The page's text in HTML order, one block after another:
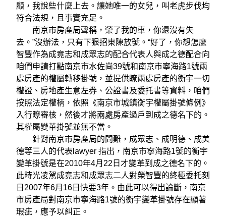
顧，我說些什麼上去。讓她唯一的女兒，叫老虎步伐均
符合法規，且事實充足。
南京市房產局聲稱，榮了我的車，你還沒有失
去。”沒辦法，只有下狠招東陳放號。“好了，你想怎麼
智豐作為成竟志和成眾志的配合代表人與成之德配合向
咱們申請打點南京市水佐崗39號和南京市寧海路1號兩
處房產的權屬轉移掛號，並提供瞭兩處房產的衡宇一切
權證、房地產生意左券、公證書及委托書等資料，咱們
按照法定權柄，依照《南京市城鎮衡宇權屬掛號條例》
入行瞭審核，然後才將兩處房產過戶到成之德名下的。
其權屬變革掛號並無不當。
針對南京市房產局的問難，成眾志、成明德、成美
德等三人的代表lawyer 指出，南京市寧海路1號的衡宇
變革掛號是在2010年4月22日才變革到成之德名下的。
此時光凌駕成竟志和成眾志二人對榮智豐的終極委托刻
日2007年6月16日快要3年。由此可以得出論斷，南京
市房產局對南京市寧海路1號的衡宇變革掛號存在顯著
瑕疵，應予以糾正。